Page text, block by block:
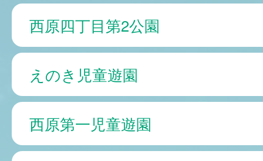
西原四丁目第2公園
えのき児童遊園
西原第一児童遊園